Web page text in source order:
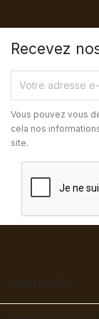
Recevez
Vous pouvez vous
cela nos
site.